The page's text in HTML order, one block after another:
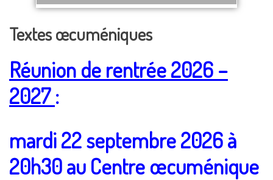
Textes œcuméniques
Réunion de rentrée 2026 –
2027:
mardi 22 septembre 2026 à
20h30 au Centre œcuménique